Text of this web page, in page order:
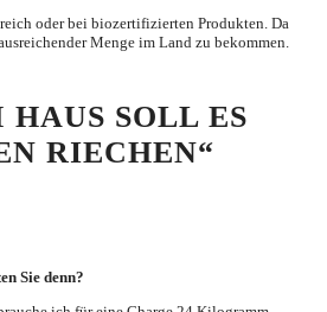
oder bei biozertifizierten Produkten. Da
Menge im Land zu bekommen.
HAUS SOLL ES
RIECHEN“
Sie denn?